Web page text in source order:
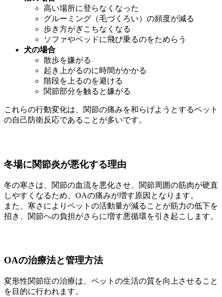
高い場所に登らなくなった
グルーミング（毛づくろい）の頻度が減る
歩き方がぎこちなくなる
ソファやベッドに飛び乗るのをためらう
犬の場合
散歩を嫌がる
起き上がるのに時間がかかる
階段を上るのを避ける
関節部分を触ると嫌がる
これらの行動変化は、関節の痛みを和らげようとするペット
の自己防衛反応であることが多いです。
冬場に関節炎が悪化する理由
冬の寒さは、関節の血流を悪化させ、関節周囲の筋肉が硬直
しやすくなるため、OAの痛みが増す原因となります。
また、寒さによりペットの活動量が減ることが筋力の低下を
招き、関節への負担がさらに増す悪循環を引き起こします。
OAの治療法と管理方法
変形性関節症の治療は、ペットの生活の質を向上させること
を目的に行われます。